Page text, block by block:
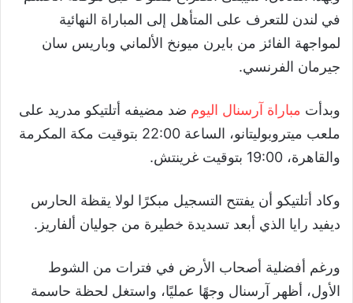
في لندن للتعرف على المتأهل إلى المباراة النهائية
لمواجهة الفائز من بايرن ميونخ الألماني وباريس سان
جيرمان الفرنسي.
وبدأت مباراة آرسنال اليوم ضد مضيفه أتلتيكو مدريد على
ملعب ميتروبوليتانو، الساعة 22:00 بتوقيت مكة المكرمة
والقاهرة، 19:00 بتوقيت غرينتش.
وكاد أتلتيكو أن يفتتح التسجيل مبكرًا لولا يقظة الحارس
ديفيد رايا الذي أبعد تسديدة خطيرة من جوليان ألفاريز.
ورغم أفضلية أصحاب الأرض في فترات من الشوط
الأول، أظهر آرسنال وجهًا عمليًا، واستغل لحظة حاسمة